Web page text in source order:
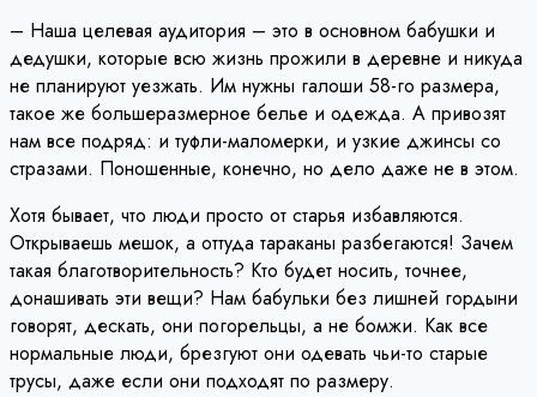
– Наша целевая аудитория – это в основном бабушки и
дедушки, которые всю жизнь прожили в деревне и никуда
не планируют уезжать. Им нужны галоши 58-го размера,
такое же большеразмерное белье и одежда. А привозят
нам все подряд: и туфли-маломерки, и узкие джинсы со
стразами. Поношенные, конечно, но дело даже не в этом.
Хотя бывает, что люди просто от старья избавляются.
Открываешь мешок, а оттуда тараканы разбегаются! Зачем
такая благотворительность? Кто будет носить, точнее,
донашивать эти вещи? Нам бабульки без лишней гордыни
говорят, дескать, они погорельцы, а не бомжи. Как все
нормальные люди, брезгуют они одевать чьи-то старые
трусы, даже если они подходят по размеру.